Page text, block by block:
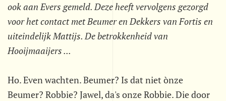
ook aan Evers gemeld. Deze heeft vervolgens gezorgd
voor het contact met Beumer en Dekkers van Fortis en
uiteindelijk Mattijs. De betrokkenheid van
Hooijmaaijers ...
Ho. Even wachten. Beumer? Is dat niet ònze
Beumer? Robbie? Jawel, da's onze Robbie. Die door